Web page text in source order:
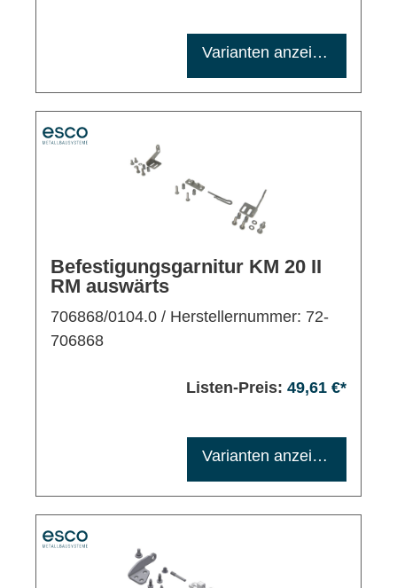
Maximale Bestellmenge: 1200
Varianten anzeigen
Befestigungsgarnitur KM 20 II
RM auswärts
706868/0104.0 / Herstellernummer: 72-
706868
Listen-Preis: 49,61 €*
Maximale Bestellmenge: 1200
Varianten anzeigen